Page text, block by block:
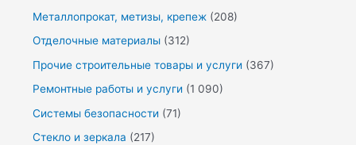
Металлопрокат, метизы, крепеж (208)
Отделочные материалы (312)
Прочие строительные товары и услуги (367)
Ремонтные работы и услуги (1 090)
Системы безопасности (71)
Стекло и зеркала (217)